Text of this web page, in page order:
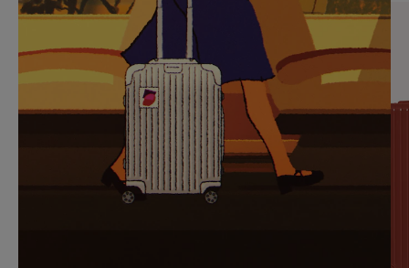
SUR
POUR
METTRE
PAUSE
VEUILLEZ
CLIQUER
POUR
RÉACTIVER
LE
SON